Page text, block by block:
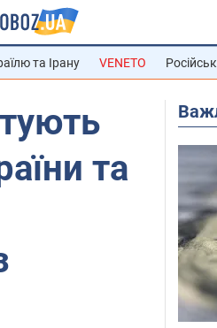
та Ірану VENETO
та